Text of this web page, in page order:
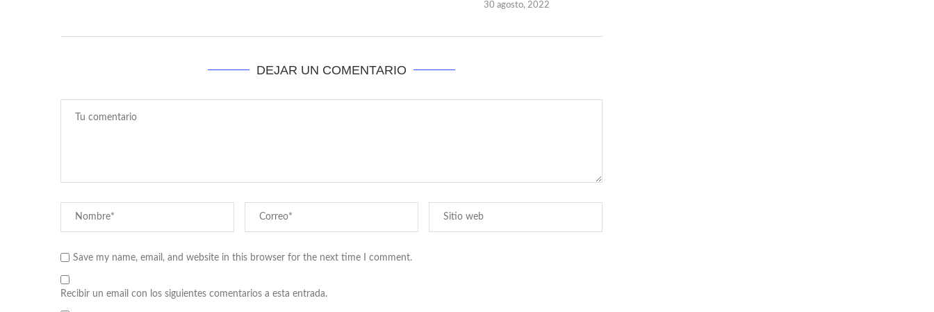
30 agosto, 2022
DEJAR UN COMENTARIO
Save my name, email, and website in this browser for the next time I comment.
Recibir un email con los siguientes comentarios a esta entrada.